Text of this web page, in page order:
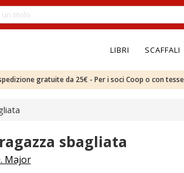
LIBRI SCAFFALI
gratuite da 25€ - Per i soci Coop o con
sbagliata
Major